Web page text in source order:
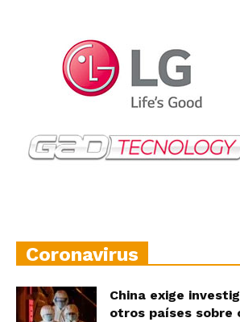
Coronavirus
China exige
otros países sobre